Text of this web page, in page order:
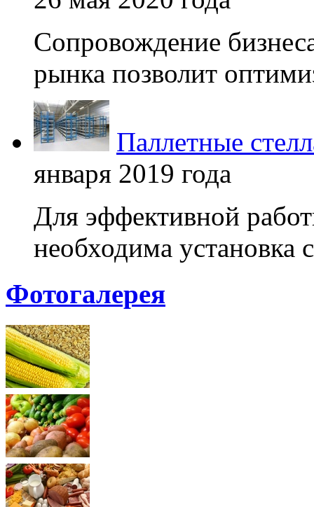
Сопровождение
рынка позволит
Паллетные
января 2019 года
Для эффективной
необходима установка
Фотогалерея